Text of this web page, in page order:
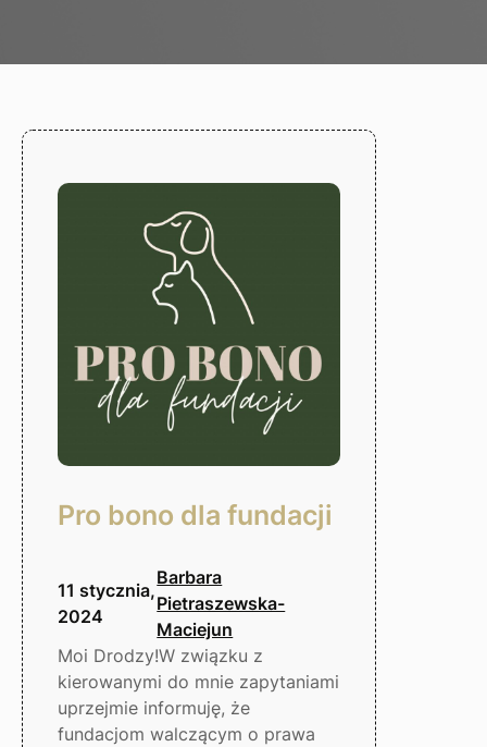
Pro bono dla fundacji
11 stycznia,
2024
Barbara
Pietraszewska-
Maciejun
Moi Drodzy!W związku z
kierowanymi do mnie zapytaniami
uprzejmie informuję, że
fundacjom walczącym o prawa